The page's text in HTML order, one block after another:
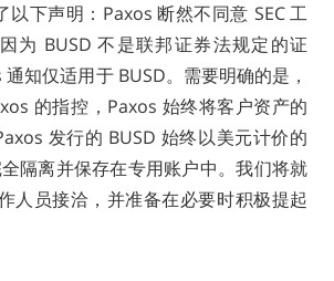
以下声明：Paxos 断然不同意 SEC 工
为 BUSD 不是联邦证券法规定的证
通知仅适用于 BUSD。需要明确的是，
的指控，Paxos 始终将客户资产的
发行的 BUSD 始终以美元计价的
隔离并保存在专用账户中。我们将就
人员接洽，并准备在必要时积极提起